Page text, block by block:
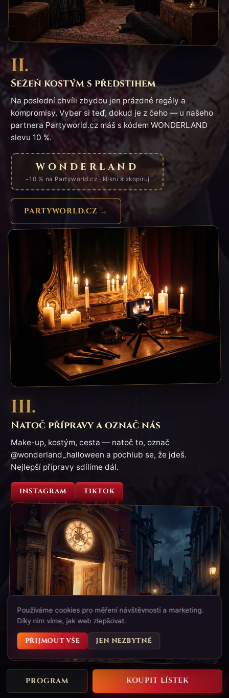
II.
Sežeň kostým s předstihem
Na poslední chvíli zbydou jen prázdné regály a
kompromisy. Vyber si teď, dokud je z čeho — u našeho
partnera Partyworld.cz máš s kódem WONDERLAND
slevu 10 %.
WONDERLAND
−10 % na Partyworld.cz · klikni a zkopíruj
PARTYWORLD.CZ →
III.
Natoč přípravy a označ nás
Make-up, kostým, cesta — natoč to, označ
@wonderland_halloween a pochlub se, že jdeš.
Nejlepší přípravy sdílíme dál.
INSTAGRAM TIKTOK
IV.
PROGRAM KOUPIT LÍSTEK
Používáme cookies pro měření návštěvnosti a marketing.
Díky nim víme, jak web zlepšovat.
PŘIJMOUT VŠE JEN NEZBYTNÉ